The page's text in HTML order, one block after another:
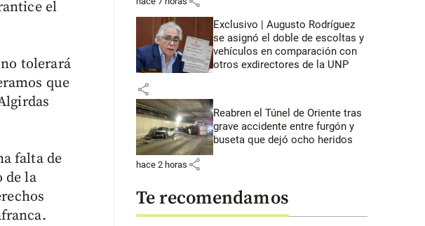
el
tolerará
que
falta de
de la
Exclusivo | Augusto Rodríguez
se asignó el doble de escoltas y
vehículos en comparación con
otros exdirectores de la UNP
share
Reabren el Túnel de Oriente tras
grave accidente entre furgón y
buseta que dejó ocho heridos
hace 2 horas share
Te recomendamos